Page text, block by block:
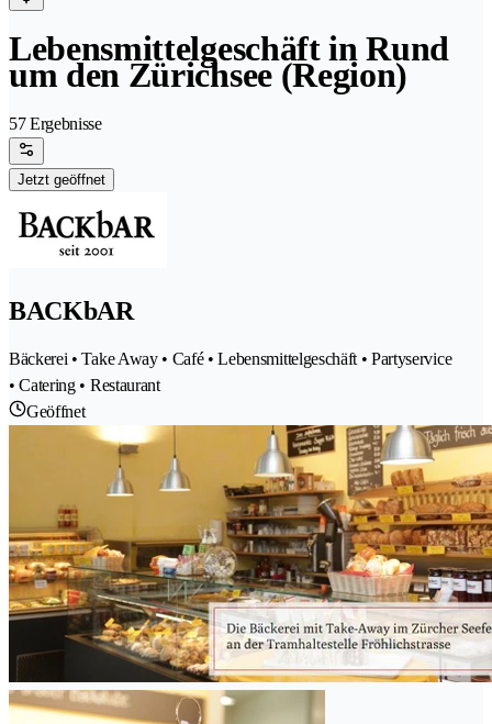
Lebensmittelgeschäft in Rund
um den Zürichsee (Region)
57 Ergebnisse
Jetzt geöffnet
BACKbAR
Bäckerei • Take Away • Café • Lebensmittelgeschäft • Partyservice
• Catering • Restaurant
Geöffnet